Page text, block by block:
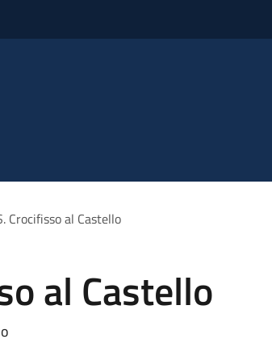
Crocifisso al Castello
al Castello